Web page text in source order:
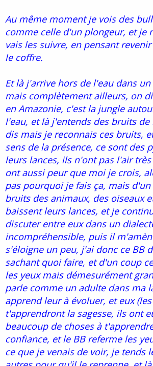
Au même moment je vois des
comme celle d'un plongeur, et je
vais les suivre, en pensant
le coffre.
Et là j'arrive hors de l'eau dans
mais complètement ailleurs, on
en Amazonie, c'est la jungle
l'eau, et là j'entends des bruits
dis mais je reconnais ces bruits,
sens de la présence, ce sont des
leurs lances, ils n'ont pas l'air
ont aussi peur que moi je crois,
pas pourquoi je fais ça, mais
bruits des animaux, des oiseaux
baissent leurs lances, et je
discuter entre eux dans un
incompréhensible, puis il
s'éloigne un peu, j'ai donc ce BB
sachant quoi faire, et d'un coup
les yeux mais démesurément
parle comme un adulte dans ma
apprend leur à évoluer, et eux
t'apprendront la sagesse, ils ont
beaucoup de choses à
confiance, et le BB referme les
ce que je venais de voir, je tends